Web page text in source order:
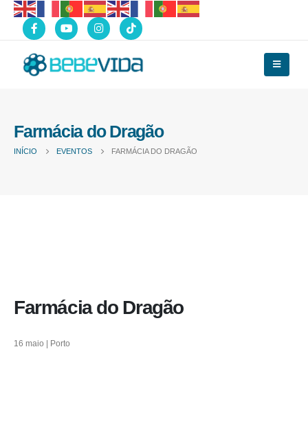
Farmácia do Dragão
INÍCIO EVENTOS FARMÁCIA DO DRAGÃO
Farmácia do Dragão
16 maio | Porto